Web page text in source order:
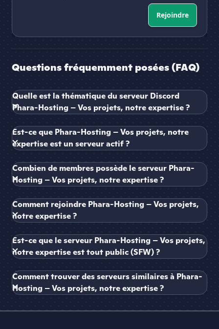
Rejoindre
Questions fréquemment posées (FAQ)
Quelle est la thématique du serveur Discord
Phara-Hosting – Vos projets, notre expertise ?
Est-ce que Phara-Hosting – Vos projets, notre
expertise est un serveur actif ?
Combien de membres possède le serveur Phara-
Hosting – Vos projets, notre expertise ?
Comment rejoindre Phara-Hosting – Vos projets,
notre expertise ?
Est-ce que le serveur Phara-Hosting – Vos projets,
notre expertise est tout public (SFW) ?
Comment trouver des serveurs similaires à Phara-
Hosting – Vos projets, notre expertise ?